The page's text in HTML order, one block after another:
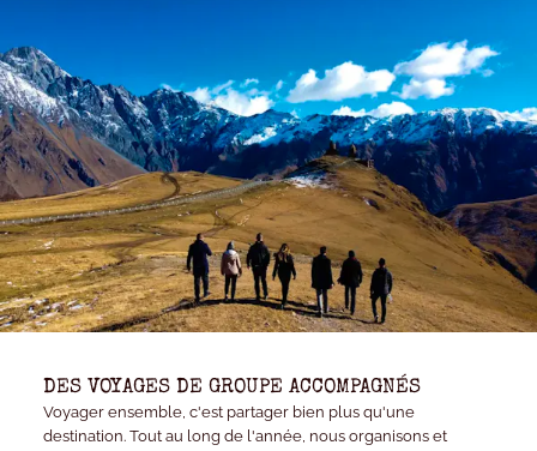
DES VOYAGES DE GROUPE ACCOMPAGNÉS
Voyager ensemble, c'est partager bien plus qu'une
destination. Tout au long de l'année, nous organisons et